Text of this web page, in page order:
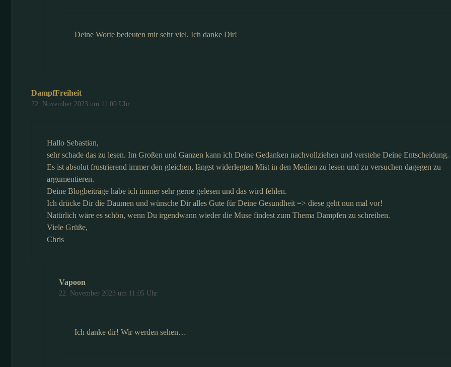
Deine Worte bedeuten mir sehr viel. Ich danke Dir!
DampfFreiheit
22. November 2023 um 11:00 Uhr
Hallo Sebastian,
sehr schade das zu lesen. Im Großen und Ganzen kann ich Deine Gedanken nachvollziehen und verstehe Deine Entscheidung.
Es ist absolut frustrierend immer den gleichen, längst widerlegten Mist in den Medien zu lesen und zu versuchen dagegen zu
argumentieren.
Deine Blogbeiträge habe ich immer sehr gerne gelesen und das wird fehlen.
Ich drücke Dir die Daumen und wünsche Dir alles Gute für Deine Gesundheit => diese geht nun mal vor!
Natürlich wäre es schön, wenn Du irgendwann wieder die Muse findest zum Thema Dampfen zu schreiben.
Viele Grüße,
Chris
Vapoon
22. November 2023 um 11:05 Uhr
Ich danke dir! Wir werden sehen…